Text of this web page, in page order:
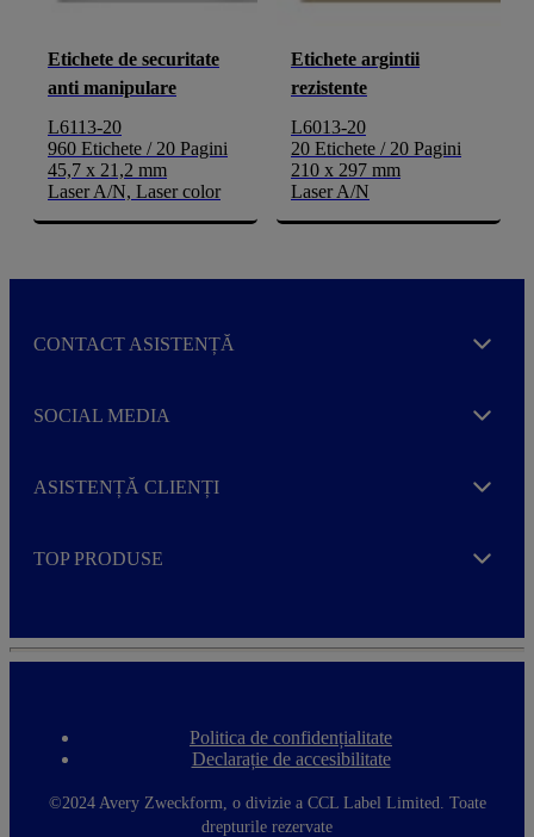
Etichete de securitate
anti manipulare
L6113-20
960 Etichete / 20 Pagini
45,7 x 21,2 mm
Laser A/N, Laser color
Etichete argintii
rezistente
L6013-20
20 Etichete / 20 Pagini
210 x 297 mm
Laser A/N
CONTACT ASISTENȚĂ Expand
SOCIAL MEDIA Expand
ASISTENȚĂ CLIENȚI Expand
TOP PRODUSE Expand
F
o
t
e
Politica de confidențialitate
Declarație de accesibilitate
©2024 Avery Zweckform, o divizie a CCL Label Limited. Toate
drepturile rezervate